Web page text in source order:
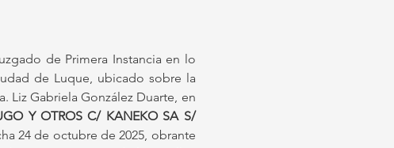
de Primera Instancia en lo
de Luque, ubicado sobre la
Y OTROS C/ KANEKO SA S/
24 de octubre de 2025, obrante